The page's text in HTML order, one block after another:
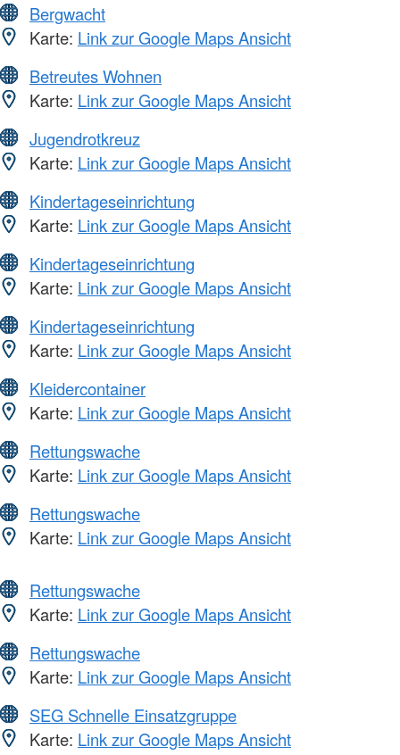
Bergwacht
Karte: Link zur Google Maps Ansicht
Betreutes Wohnen
Karte: Link zur Google Maps Ansicht
Jugendrotkreuz
Karte: Link zur Google Maps Ansicht
Kindertageseinrichtung
Karte: Link zur Google Maps Ansicht
Kindertageseinrichtung
Karte: Link zur Google Maps Ansicht
Kindertageseinrichtung
Karte: Link zur Google Maps Ansicht
Kleidercontainer
Karte: Link zur Google Maps Ansicht
Rettungswache
Karte: Link zur Google Maps Ansicht
Rettungswache
Karte: Link zur Google Maps Ansicht
Rettungswache
Karte: Link zur Google Maps Ansicht
Rettungswache
Karte: Link zur Google Maps Ansicht
SEG Schnelle Einsatzgruppe
Karte: Link zur Google Maps Ansicht